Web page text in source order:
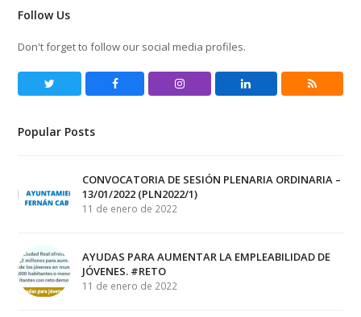
Follow Us
Don't forget to follow our social media profiles.
Facebook Instagram LinkedIn RSS
Popular Posts
CONVOCATORIA DE SESIÓN PLENARIA ORDINARIA –
13/01/2022 (PLN2022/1)
11 de enero de 2022
AYUDAS PARA AUMENTAR LA EMPLEABILIDAD DE
JÓVENES. #RETO
11 de enero de 2022